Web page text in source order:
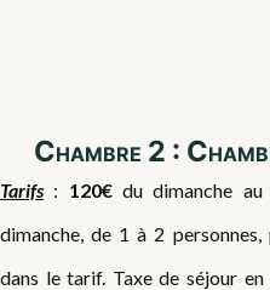
Chambre 2 :
Tarifs : 120€du dimanche au
dimanche, de 1 à 2
dans le tarif. Taxe de séjour